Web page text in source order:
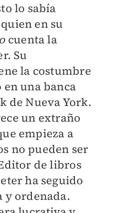
lo sabía
en su
cuenta la
Su
la costumbre
en una banca
de Nueva York.
un extraño
empieza a
no pueden ser
de libros
ha seguido
y ordenada.